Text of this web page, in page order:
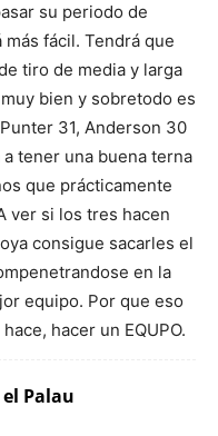
su periodo de
fácil. Tendrá que
tiro de media y larga
bien y sobretodo es
31, Anderson 30
tener una buena terna
que prácticamente
ver si los tres hacen
consigue sacarles el
en la
equipo. Por que eso
hacer un EQUPO.
Palau